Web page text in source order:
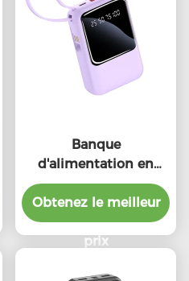
Banque
d'alimentation en
extérieur intégrée à
câble 20W avec
lumières d'indicateur
LED
Obtenez le meilleur
prix